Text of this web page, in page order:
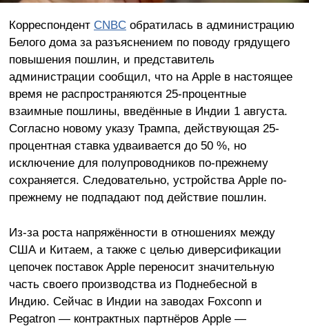
Корреспондент CNBCобратилась в администрацию
Белого дома за разъяснением по поводу грядущего
повышения пошлин, и представитель
администрации сообщил, что на Apple в настоящее
время не распространяются 25-процентные
взаимные пошлины, введённые в Индии 1 августа.
Согласно новому указу Трампа, действующая 25-
процентная ставка удваивается до 50 %, но
исключение для полупроводников по-прежнему
сохраняется. Следовательно, устройства Apple по-
прежнему не подпадают под действие пошлин.
Из-за роста напряжённости в отношениях между
США и Китаем, а также с целью диверсификации
цепочек поставок Apple переносит значительную
часть своего производства из Поднебесной в
Индию. Сейчас в Индии на заводах Foxconn и
Pegatron — контрактных партнёров Apple —